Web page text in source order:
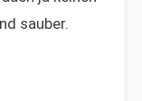
sauber.